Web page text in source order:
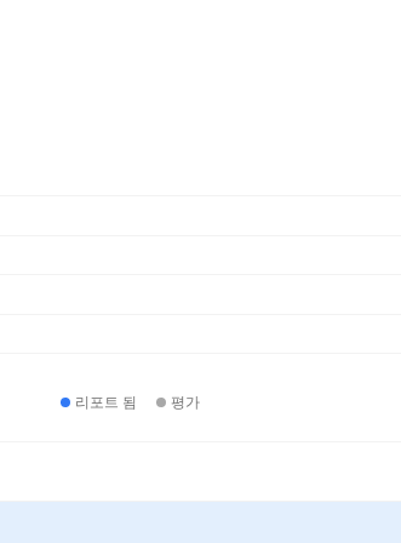
리포트 됨 평가